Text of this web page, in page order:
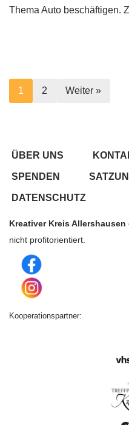
Thema Auto beschäftigen.
1 2 Weiter »
ÜBER UNS
SPENDEN
DATENSCHUTZ
Kreativer Kreis Allershausen
nicht profitorientiert.
Kooperationspartner: